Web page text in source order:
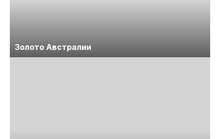
Золото Австралии